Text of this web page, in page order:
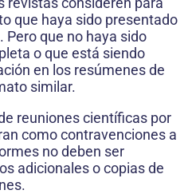
que haya sido presentado
que no haya sido
o que está siendo
en los resúmenes de
similar.
reuniones científicas por
como contravenciones a
no deben ser
adicionales o copias de